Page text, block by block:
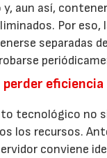
aun así,
Por eso,
separadas
perder eficiencia
tecnológico no
los recursos.
conviene